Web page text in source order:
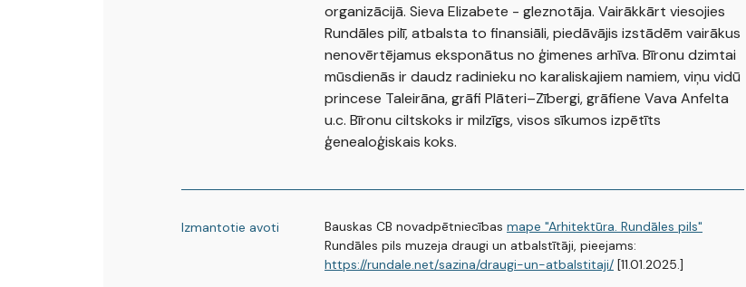
organizācijā. Sieva Elizabete - gleznotāja. Vairākkārt viesojies
Rundāles pilī, atbalsta to finansiāli, piedāvājis izstādēm vairākus
nenovērtējamus eksponātus no ģimenes arhīva. Bīronu dzimtai
mūsdienās ir daudz radinieku no karaliskajiem namiem, viņu vidū
princese Taleirāna, grāfi Plāteri–Zībergi, grāfiene Vava Anfelta
u.c. Bīronu ciltskoks ir milzīgs, visos sīkumos izpētīts
ģenealoģiskais koks.
Izmantotie avoti Bauskas CB novadpētniecības mape "Arhitektūra. Rundāles pils"
Rundāles pils muzeja draugi un atbalstītāji, pieejams:
https://rundale.net/sazina/draugi-un-atbalstitaji/ [11.01.2025.]